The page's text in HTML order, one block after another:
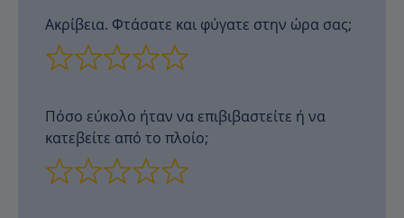
Ακρίβεια. Φτάσατε και φύγατε στην ώρα σας;
Πόσο εύκολο ήταν να επιβιβαστείτε ή να
κατεβείτε από το πλοίο;